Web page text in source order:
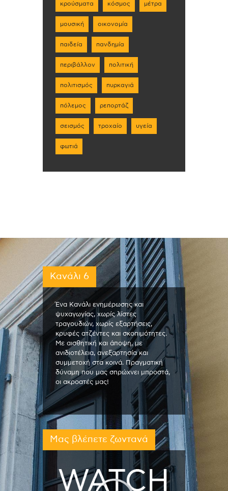
κρούσματα κόσμος μέτρα
μουσική οικονομία
παιδεία πανδημία
περιβάλλον πολιτική
πολιτισμός πυρκαγιά
πόλεμος ρεπορτάζ
σεισμός τροχαίο υγεία
φωτιά
Κανάλι 6
Ένα Κανάλι ενημέρωσης και
ψυχαγωγίας, χωρίς λίστες
τραγουδιών, χωρίς εξαρτήσεις,
κρυφές ατζέντες και σκοπιμότητες.
Με αισθητική και άποψη, με
ανιδιοτέλεια, ανεξαρτησία και
συμμετοχή στα κοινά. Πραγματική
δύναμη που μας σπρώχνει μπροστά,
οι ακροατές μας!
Μας βλέπετε ζωντανά